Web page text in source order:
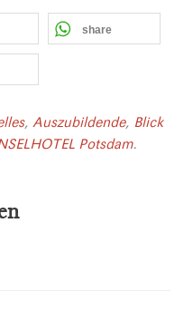
share
, Auszubildende, Blick
Potsdam.